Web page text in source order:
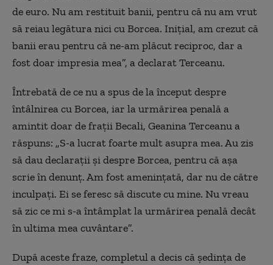
de euro. Nu am restituit banii, pentru că nu am vrut
să reiau legătura nici cu Borcea. Inițial, am crezut că
banii erau pentru că ne-am plăcut reciproc, dar a
fost doar impresia mea”, a declarat Terceanu.
Întrebată de ce nu a spus de la început despre
întâlnirea cu Borcea, iar la urmărirea penală a
amintit doar de frații Becali, Geanina Terceanu a
răspuns: „S-a lucrat foarte mult asupra mea. Au zis
să dau declarații și despre Borcea, pentru că așa
scrie în denunț. Am fost amenințată, dar nu de către
inculpați. Ei se feresc să discute cu mine. Nu vreau
să zic ce mi s-a întâmplat la urmărirea penală decât
în ultima mea cuvântare”.
După aceste fraze, completul a decis că ședința de